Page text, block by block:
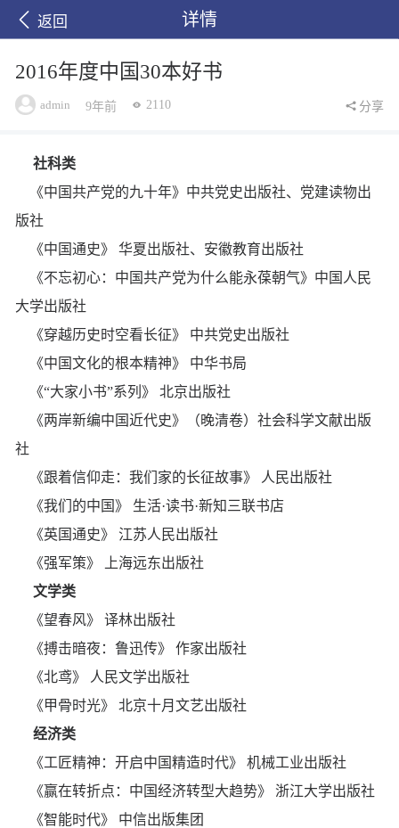
返回 详情
2016年度中国30本好书
admin 9年前 2110 分享
社科类
《中国共产党的九十年》中共党史出版社、党建读物出
版社
《中国通史》 华夏出版社、安徽教育出版社
《不忘初心：中国共产党为什么能永葆朝气》中国人民
大学出版社
《穿越历史时空看长征》 中共党史出版社
《中国文化的根本精神》 中华书局
《“大家小书”系列》 北京出版社
《两岸新编中国近代史》（晚清卷）社会科学文献出版
社
《跟着信仰走：我们家的长征故事》 人民出版社
《我们的中国》 生活·读书·新知三联书店
《英国通史》 江苏人民出版社
《强军策》 上海远东出版社
文学类
《望春风》 译林出版社
《搏击暗夜：鲁迅传》 作家出版社
《北鸢》 人民文学出版社
《甲骨时光》 北京十月文艺出版社
经济类
《工匠精神：开启中国精造时代》 机械工业出版社
《赢在转折点：中国经济转型大趋势》 浙江大学出版社
《智能时代》 中信出版集团